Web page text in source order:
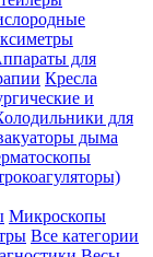
для
Кресла
и
для
дыма
Микроскопы
Все категории